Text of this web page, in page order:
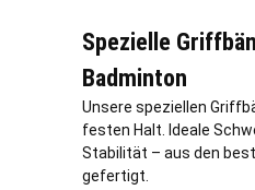
Spezielle
Badminton
Unsere speziellen
festen Halt. Ideale
Stabilität – aus den
gefertigt.